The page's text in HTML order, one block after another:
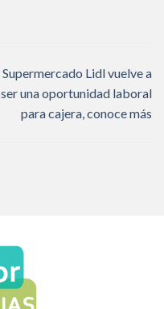
Supermercado Lidl vuelve a
ser una oportunidad laboral
para cajera, conoce más